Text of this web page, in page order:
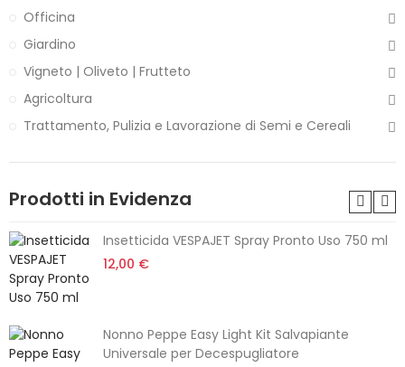
Officina
Giardino
Vigneto | Oliveto | Frutteto
Agricoltura
Trattamento, Pulizia e Lavorazione di Semi e Cereali
Prodotti in Evidenza
Insetticida VESPAJET Spray Pronto Uso 750 ml
12,00 €
Nonno Peppe Easy Light Kit Salvapiante
Universale per Decespugliatore